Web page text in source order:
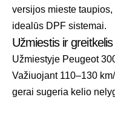
versijos mieste
idealūs DPF sistemai.
Užmiestis ir greitkelis
Užmiestyje Peugeot
Važiuojant 110–130
gerai sugeria kelio